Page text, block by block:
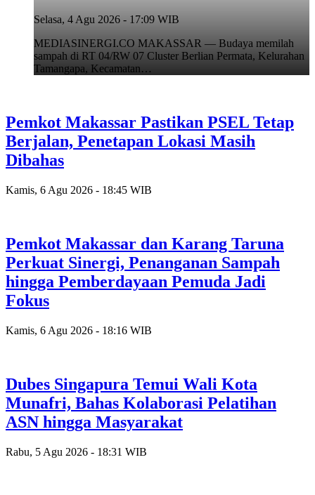
Selasa, 4 Agu 2026 - 17:09 WIB
MEDIASINERGI.CO MAKASSAR — Budaya memilah
sampah di RT 04/RW 07 Cluster Berlian Permata, Kelurahan
Tamangapa, Kecamatan…
Pemkot Makassar Pastikan PSEL Tetap
Berjalan, Penetapan Lokasi Masih
Dibahas
Kamis, 6 Agu 2026 - 18:45 WIB
Pemkot Makassar dan Karang Taruna
Perkuat Sinergi, Penanganan Sampah
hingga Pemberdayaan Pemuda Jadi
Fokus
Kamis, 6 Agu 2026 - 18:16 WIB
Dubes Singapura Temui Wali Kota
Munafri, Bahas Kolaborasi Pelatihan
ASN hingga Masyarakat
Rabu, 5 Agu 2026 - 18:31 WIB